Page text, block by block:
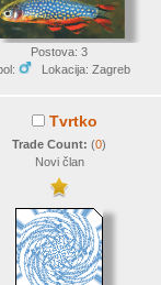
Postova: 3
Lokacija: Zagreb
Tvrtko
Trade Count:(0)
Novi član